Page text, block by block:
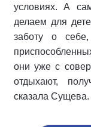
условиях. А
делаем для
заботу о
они уже с
отдыхают,
сказала Сущева.